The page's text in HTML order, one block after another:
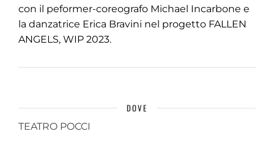
con il peformer-coreografo Michael Incarbone e
la danzatrice Erica Bravini nel progetto FALLEN
ANGELS, WIP 2023.
DOVE
TEATRO POCCI